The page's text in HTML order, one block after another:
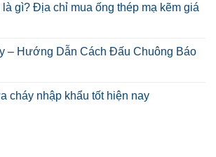
là gì? Địa chỉ mua ống thép mạ kẽm giá
– Hướng Dẫn Cách Đấu Chuông Báo
cháy nhập khẩu tốt hiện nay